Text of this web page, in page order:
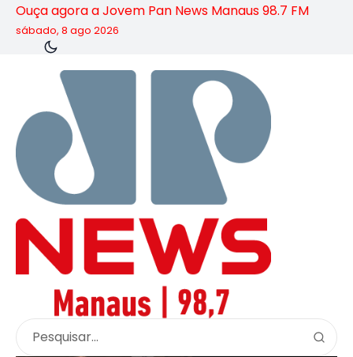
Ouça agora a Jovem Pan News Manaus 98.7 FM
sábado, 8 ago 2026